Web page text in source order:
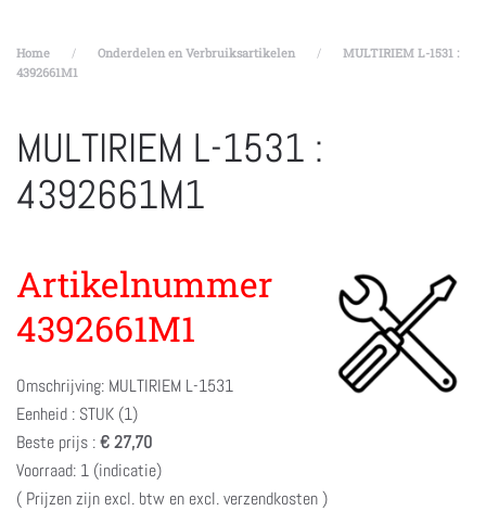
Home Onderdelen en Verbruiksartikelen
MULTIRIEM L-1531 :
4392661M1
MULTIRIEM L-1531 :
4392661M1
Artikelnummer
4392661M1
Omschrijving: MULTIRIEM L-1531
Eenheid : STUK (1)
Beste prijs :€ 27,70
Voorraad: 1 (indicatie)
( Prijzen zijn excl. btw en excl. verzendkosten )